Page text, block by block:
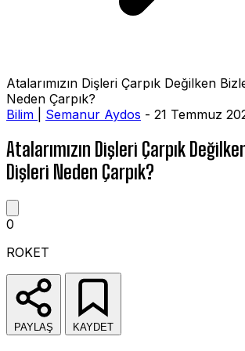
Atalarımızın Dişleri Çarpık Değilken
Neden Çarpık?
Bilim
Semanur Aydos - 21 Temmuz
Atalarımızın Dişleri Çarpık
Dişleri Neden Çarpık?
0
ROKET
PAYLAŞ KAYDET